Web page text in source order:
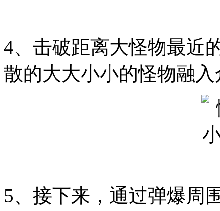
4、击破距离大怪物最近
散的大大小小的怪物融
5、接下来，通过弹爆周